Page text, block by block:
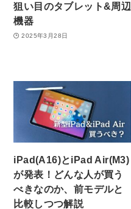
狙い目のタブレット&周辺
機器
2025年3月28日
iPad(A16)とiPad Air(M3)
が発表！どんな人が買う
べきなのか、前モデルと
比較しつつ解説